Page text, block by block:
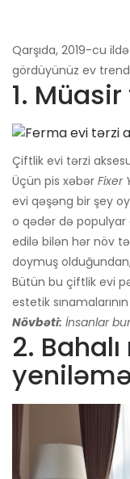
Qarşıda, 2019-cu
gördüyünüz ev
1.
Çiftlik evi tərzi
Üçün pis xəbər Fixer
evi qəşəng bir şey
o qədər də
edilə bilən hər növ
doymuş
Bütün bu çiftlik evi
estetik
Növbəti: İnsanlar
2.